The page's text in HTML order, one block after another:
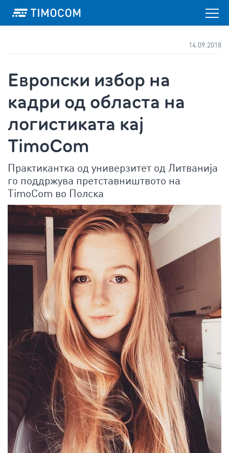
14.09.2018
Европски избор на
кадри од областа на
логистиката кај
TimoCom
Практикантка од универзитет од Литванија
го поддржува претставништвото на
TimoCom во Полска